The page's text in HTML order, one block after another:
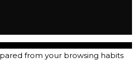
from your browsing habits